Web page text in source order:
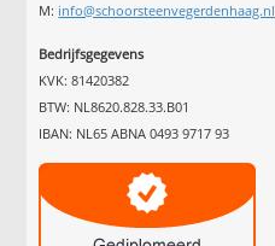
M: info@schoorsteenvegerdenhaag.nl
Bedrijfsgegevens
KVK: 81420382
BTW: NL8620.828.33.B01
IBAN: NL65 ABNA 0493 9717 93